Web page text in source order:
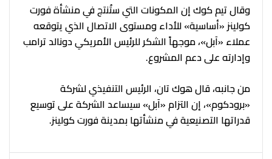
وقال تيم كوك إن المكونات التي ستُنتج في منشأة فورت
كولينز «أساسية» للأداء ومستوى الاتصال الذي يتوقعه
عملاء «آبل»، موجهاً الشكر للرئيس الأمريكي دونالد ترامب
وإدارته على دعم المشروع.
من جانبه، قال هوك تان، الرئيس التنفيذي لشركة
«برودكوم»، إن التزام «آبل» سيساعد الشركة على توسيع
قدراتها التصنيعية في منشأتها بمدينة فورت كولينز.